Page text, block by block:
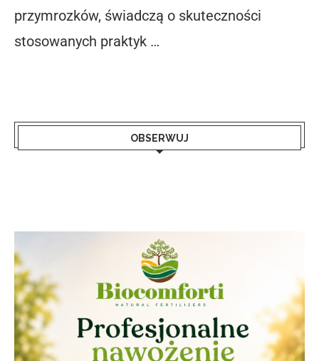
przymrozków, świadczą o skuteczności
stosowanych praktyk …
OBSERWUJ